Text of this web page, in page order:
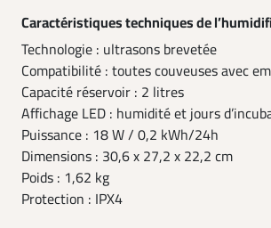
Caractéristiques techniques de
Technologie : ultrasons brevetée
Compatibilité : toutes couveuses avec
Capacité réservoir : 2 litres
Affichage LED : humidité et jours
Puissance : 18 W / 0,2 kWh/24h
Dimensions : 30,6 x 27,2 x 22,2 cm
Poids : 1,62 kg
Protection : IPX4